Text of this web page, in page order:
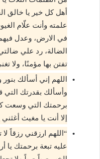
أهل كل خير يا خالق
علمته وأنت علّام
في الارض، وعدل
الضالة، رد علي
تفتن بها مؤمنًا، ولا
اللهم إني أسألك
وأسألك بقدرتك
برحمتك التي وسعت
إلا أنت يا مغيث
“اللهم ارزقني رزقاً
عليه تبعة برحمتك يا